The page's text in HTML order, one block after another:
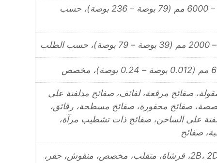
2000 مم – 6000 مم (79 بوصة – 236 بوصة)، حسب
صفائح مرقعة، لفائف، صفائح مدلفنة على
صفائح محفورة، صفائح مسطحة، رقائق،
على الساخن، صفائح ذات تشطيب مرآة،
صفائح
2B، 2D، 8K، BA، فرشاة، متقلب، مخصص، منقوش، حفر،